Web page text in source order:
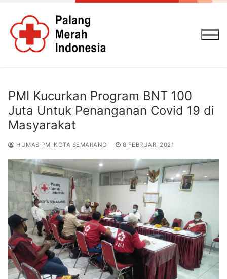
konten
PMI Kucurkan Program BNT 100
Juta Untuk Penanganan Covid 19 di
Masyarakat
HUMAS PMI KOTA SEMARANG 6 FEBRUARI 2021